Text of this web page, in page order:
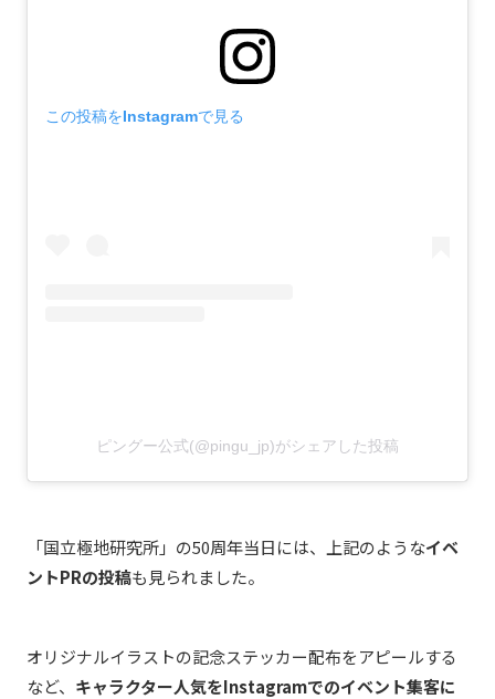
この投稿をInstagramで見る
ピングー公式(@pingu_jp)がシェアした投稿
「国立極地研究所」の50周年当日には、上記のようなイベ
ントPRの投稿も見られました。
オリジナルイラストの記念ステッカー配布をアピールする
など、 キャラクター人気をInstagramでのイベント集客に